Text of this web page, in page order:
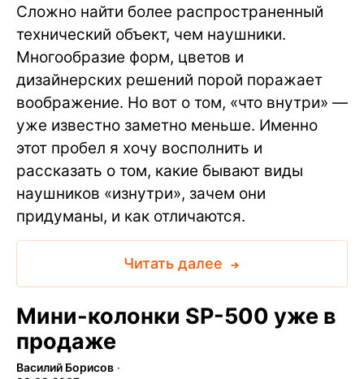
Сложно найти более распространенный
технический объект, чем наушники.
Многообразие форм, цветов и
дизайнерских решений порой поражает
воображение. Но вот о том, «что внутри» —
уже известно заметно меньше. Именно
этот пробел я хочу восполнить и
рассказать о том, какие бывают виды
наушников «изнутри», зачем они
придуманы, и как отличаются.
Читать далее
Мини-колонки SP-500 уже в
продаже
Василий Борисов ∙